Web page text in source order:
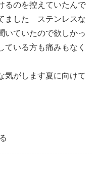
るのを控えていたんで
ました ステンレスな
いていたので欲しかっ
いる方も痛みもなく
気がします夏に向けて